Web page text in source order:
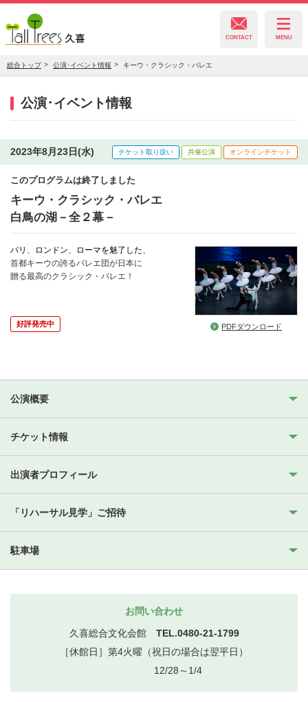
MENU
CONTACT
総合トップ 公演･イベント情報 キーウ・クラシック・バレエ
公演･イベント情報
2023年8月23日(水) チケット取り扱い 共催公演 オンラインチケット
このプログラムは終了しました
キーウ・クラシック・バレエ
白鳥の湖－全２幕－
パリ、ロンドン、ローマを魅了した、
首都キーウの誇るバレエ団が日本に
贈る最高のクラシック・バレエ！
好評発売中 PDFダウンロード
公演概要
チケット情報
出演者プロフィール
「リハーサル見学」ご招待
駐車場
お問い合わせ
久喜総合文化会館 TEL.0480-21-1799
［休館日］第4火曜（祝日の場合は翌平日）
12/28～1/4
久喜総合文化会館
栗橋文化会館